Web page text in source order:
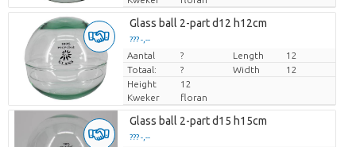
Glass ball 2-part d12 h12cm
??? -,--
Prijs per stuk
Aantal ? Length
12
Totaal:
? Width
12
Height
12
Kweker
floran
Glass ball 2-part d15 h15cm
??? -,--